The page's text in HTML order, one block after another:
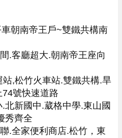
朝南帝王戶~雙鐵共構南
.客廳超大.朝南帝王座向
,松竹火車站.雙鐵共構.旱
號快速道路
新國中.葳格中學.東山國
秀齊全
.全家便利商店.松竹，東